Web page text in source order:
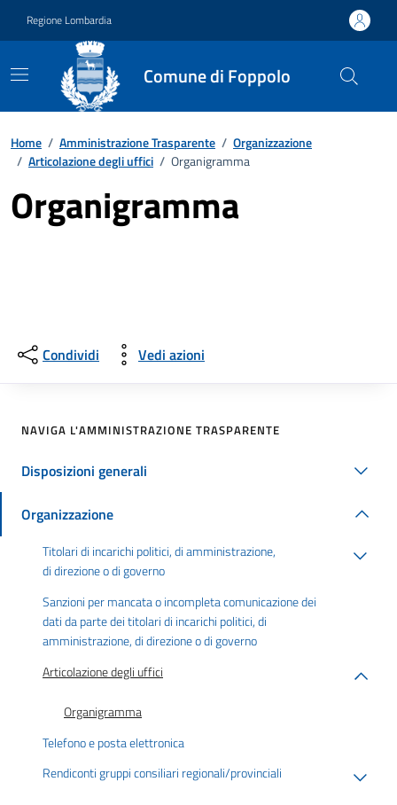
Regione Lombardia
Comune di Foppolo
Home / Amministrazione Trasparente / Organizzazione
/ Articolazione degli uffici / Organigramma
Organigramma
Condividi Vedi azioni
NAVIGA L'AMMINISTRAZIONE TRASPARENTE
Disposizioni generali
Organizzazione
Titolari di incarichi politici, di amministrazione,
di direzione o di governo
Sanzioni per mancata o incompleta comunicazione dei
dati da parte dei titolari di incarichi politici, di
amministrazione, di direzione o di governo
Articolazione degli uffici
Organigramma
Telefono e posta elettronica
Rendiconti gruppi consiliari regionali/provinciali